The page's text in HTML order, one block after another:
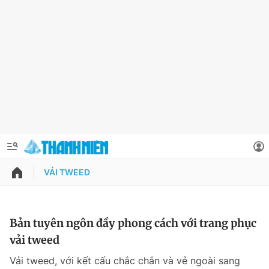
QUẢNG CÁO
Thông tin tài khoản
Đổi mật khẩu
VẢI TWEED
Bản tuyên ngôn đầy phong cách với trang phục
vải tweed
Vải tweed, với kết cấu chắc chắn và vẻ ngoài sang